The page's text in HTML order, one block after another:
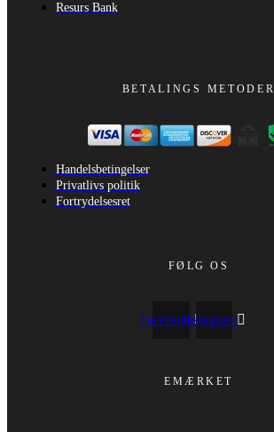
Resurs Bank
BETALINGS METODER
Handelsbetingelser
Privatlivs politik
Fortrydelsesret
FØLG OS
FacebookInstagram
EMÆRKET